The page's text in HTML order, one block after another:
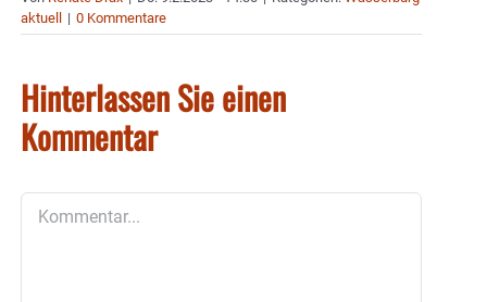
aktuell | 0 Kommentare
Hinterlassen Sie einen
Kommentar